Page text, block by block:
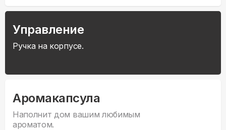
Управление
Ручка на корпусе.
Аромакапсула
Наполнит дом вашим любимым
ароматом.